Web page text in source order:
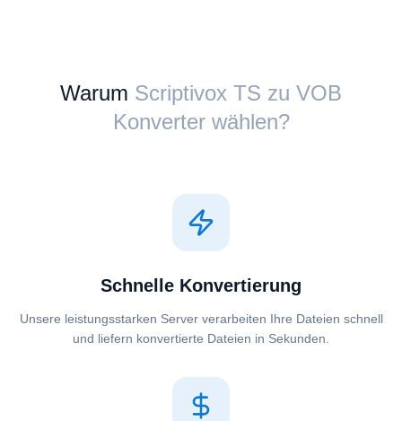
Warum Scriptivox ⁦TS⁩ zu ⁦VOB⁩
Konverter wählen?
Schnelle Konvertierung
Unsere leistungsstarken Server verarbeiten Ihre Dateien schnell
und liefern konvertierte Dateien in Sekunden.